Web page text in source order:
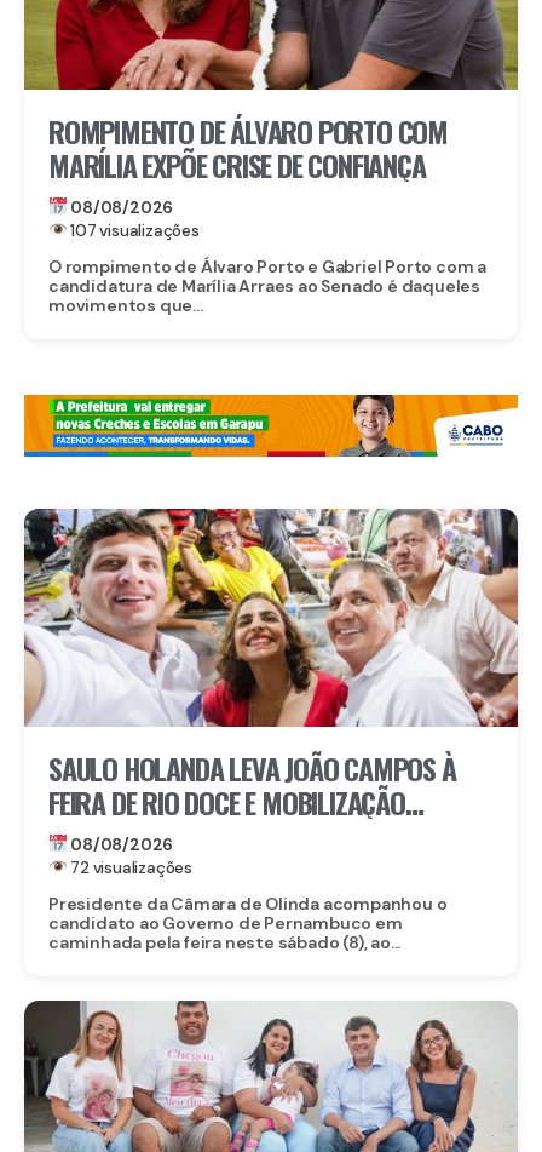
ROMPIMENTO DE ÁLVARO PORTO COM
MARÍLIA EXPÕE CRISE DE CONFIANÇA
08/08/2026
107 visualizações
O rompimento de Álvaro Porto e Gabriel Porto com a
candidatura de Marília Arraes ao Senado é daqueles
movimentos que...
SAULO HOLANDA LEVA JOÃO CAMPOS À
FEIRA DE RIO DOCE E MOBILIZAÇÃO
IMPRESSIONA EM OLINDA
08/08/2026
72 visualizações
Presidente da Câmara de Olinda acompanhou o
candidato ao Governo de Pernambuco em
caminhada pela feira neste sábado (8), ao...